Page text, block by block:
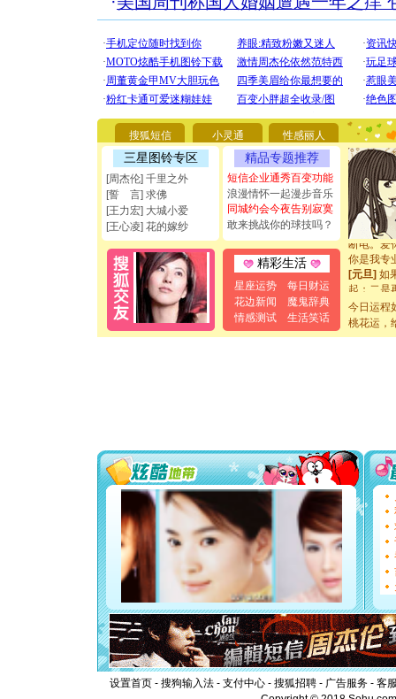
搜狐短信 小灵通 性感丽人
三星图铃专区
[周杰伦] 千里之外
[誓 言] 求佛
[王力宏] 大城小爱
[王心凌] 花的嫁纱
精品专题推荐
短信企业通秀百变功能
浪漫情怀一起漫步音乐
同城约会今夜告别寂寞
敢来挑战你的球技吗？
精彩生活
星座运势
每日财运
花边新闻
魔鬼辞典
情感测试
生活笑话
[圣诞节]
你太多，
要平安
[圣诞节]
能正大光
都要快乐
[圣诞节]
如意,快
[元旦]看
断电。爱
你是我专
[元旦]如
起；二是
[元旦]当
泣，这痛
[圣诞节]
你太多，
要平安
[圣诞节]
能正大
都要快乐
[圣诞节]
如意,快
[元旦]
看
断电。
你是我
[元旦]如
起；二是
离。水晶
[元旦]当
泣，这痛
卖了。水
今日运程
桃花运，
设置首页 - 搜狗输入法 - 支付中心 - 搜狐招聘 - 广告服务 - 客